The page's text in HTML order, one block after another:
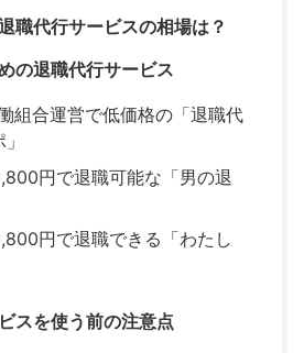
職代行サービスの相場は？
の退職代行サービス
組合運営で低価格の「退職代
円で退職可能な「男の退
円で退職できる「わたし
スを使う前の注意点